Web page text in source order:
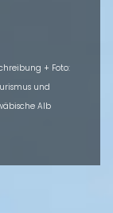
+ Foto:
und
Alb